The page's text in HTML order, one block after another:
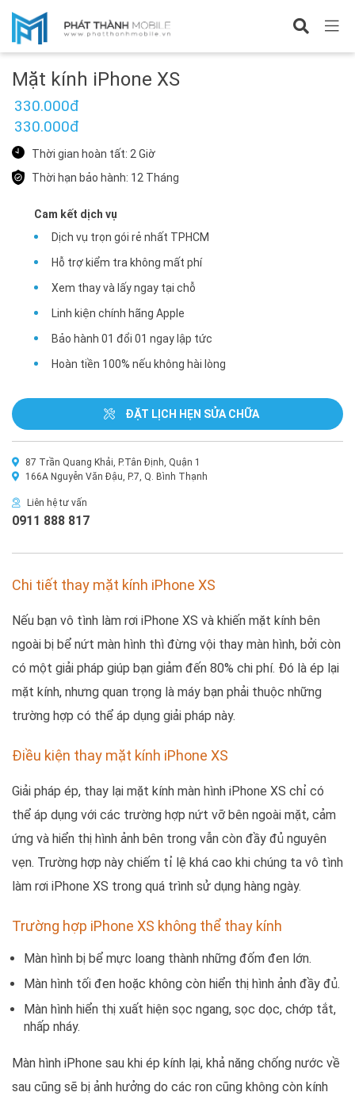
Sửa iPhone XS
Mặt kính iPhone XS
330.000đ
330.000đ
Thời gian hoàn tất: 2 Giờ
Thời hạn bảo hành: 12 Tháng
Cam kết dịch vụ
Dịch vụ trọn gói rẻ nhất TPHCM
Hỗ trợ kiểm tra không mất phí
Xem thay và lấy ngay tại chỗ
Linh kiện chính hãng Apple
Bảo hành 01 đổi 01 ngay lập tức
Hoàn tiền 100% nếu không hài lòng
ĐẶT LỊCH HẸN SỬA CHỮA
87 Trần Quang Khải, P.Tân Định, Quận 1
166A Nguyễn Văn Đậu, P.7, Q. Bình Thạnh
Liên hệ tư vấn
0911 888 817
Chi tiết thay mặt kính iPhone XS
Nếu bạn vô tình làm rơi iPhone XS và khiến mặt kính bên
ngoài bị bể nứt màn hình thì đừng vội thay màn hình, bởi còn
có một giải pháp giúp bạn giảm đến 80% chi phí. Đó là ép lại
mặt kính, nhưng quan trọng là máy bạn phải thuộc những
trường hợp có thể áp dụng giải pháp này.
Điều kiện thay mặt kính iPhone XS
Giải pháp ép, thay lại mặt kính màn hình iPhone XS chỉ có
thể áp dụng với các trường hợp nứt vỡ bên ngoài mặt, cảm
ứng và hiển thị hình ảnh bên trong vẫn còn đầy đủ nguyên
vẹn. Trường hợp này chiếm tỉ lệ khá cao khi chúng ta vô tình
làm rơi iPhone XS trong quá trình sử dụng hàng ngày.
Trường hợp iPhone XS không thể thay kính
Màn hình bị bể mực loang thành những đốm đen lớn.
Màn hình tối đen hoặc không còn hiển thị hình ảnh đầy đủ.
Màn hình hiển thị xuất hiện sọc ngang, sọc dọc, chớp tắt,
nhấp nháy.
Màn hình iPhone sau khi ép kính lại, khả năng chống nước về
sau cũng sẽ bị ảnh hưởng do các ron cũng không còn kính